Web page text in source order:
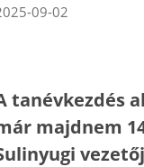
09-02
tanévkezdés
majdnem